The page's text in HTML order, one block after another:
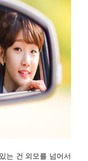
는 건 외모를 넘어서